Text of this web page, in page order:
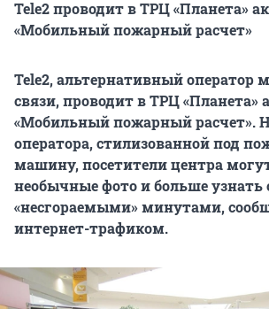
Tele2 проводит в ТРЦ «Планета»
«Мобильный пожарный расчет»
Tele2, альтернативный оператор
связи, проводит в ТРЦ «Планета»
«Мобильный пожарный расчет».
оператора, стилизованной под
машину, посетители центра
необычные фото и больше узнать
«несгораемыми» минутами,
интернет-трафиком.